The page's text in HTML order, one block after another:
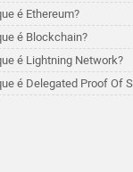
é Ethereum?
é Blockchain?
é Lightning Network?
é Delegated Proof Of